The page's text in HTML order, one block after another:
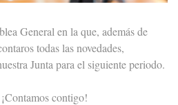
General en la que, además de
todas las novedades,
Junta para el siguiente periodo.
contigo!